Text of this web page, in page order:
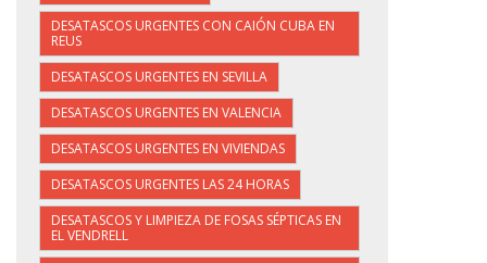
DESATASCOS URGENTES CON CAIÓN CUBA EN
REUS
DESATASCOS URGENTES EN SEVILLA
DESATASCOS URGENTES EN VALENCIA
DESATASCOS URGENTES EN VIVIENDAS
DESATASCOS URGENTES LAS 24 HORAS
DESATASCOS Y LIMPIEZA DE FOSAS SÉPTICAS EN
EL VENDRELL